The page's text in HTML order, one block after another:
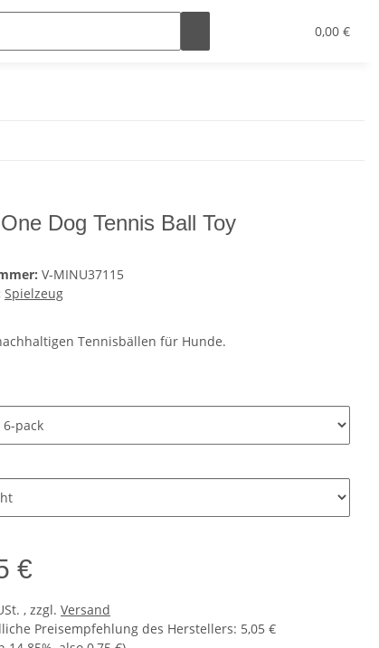
0,00 €
Dog Tennis Ball Toy
V-MINU37115
Spielzeug
Tennisbällen für Hunde.
€
, zzgl. Versand
Preisempfehlung des Herstellers: 5,05 €